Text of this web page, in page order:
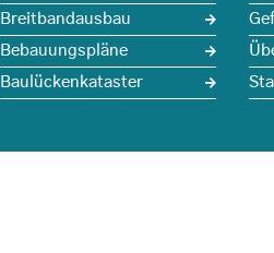
Breitbandausbau
Bebauungspläne
Baulückenkataster